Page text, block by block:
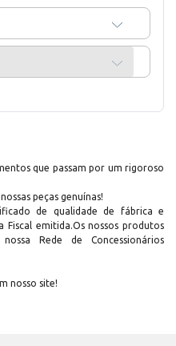
que passam por um rigoroso
peças genuínas!
de qualidade de fábrica e
emitida.Os nossos produtos
Rede de Concessionários
nosso site!